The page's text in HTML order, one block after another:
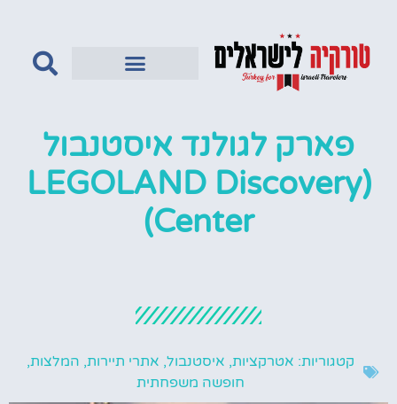
פארק לגולנד איסטנבול
(LEGOLAND Discovery
Center)
קטגוריות: אטרקציות, איסטנבול, אתרי תיירות, המלצות,
חופשה משפחתית